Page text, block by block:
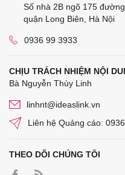
Số nhà 2B ngõ 175
quận Long Biên, Hà Nội
0936 99 3933
CHỊU TRÁCH NHIỆM NỘI
Bà Nguyễn Thùy Linh
linhnt@ideaslink.vn
Liên hệ Quảng cáo:
THEO DÕI CHÚNG TÔI